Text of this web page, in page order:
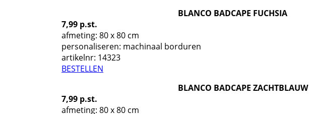
BLANCO BADCAPE FUCHSIA
7,99 p.st.
afmeting: 80 x 80 cm
personaliseren: machinaal borduren
artikelnr: 14323
BESTELLEN
BLANCO BADCAPE ZACHTBLAUW
7,99 p.st.
afmeting: 80 x 80 cm